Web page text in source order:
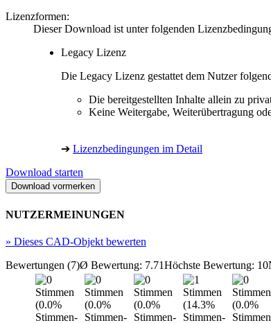
Lizenzformen:
Dieser Download ist unter folgenden
Legacy Lizenz
Die Legacy Lizenz gestattet dem Nutzer
Die bereitgestellten Inhalte allein zu
Keine Weitergabe, Weiterübertragung
➔ Lizenzbedingungen im Detail
Download starten
NUTZERMEINUNGEN
» Dieses CAD-Objekt bewerten
Bewertungen (7)Ø Bewertung: 7.71Höchste Bewertung: 10